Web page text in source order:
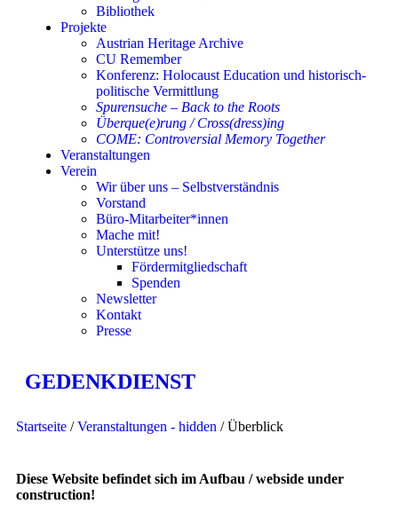
Bibliothek
Projekte
Austrian Heritage Archive
CU Remember
Konferenz: Holocaust Education und historisch-
politische Vermittlung
Spurensuche – Back to the Roots
Überque(e)rung / Cross(dress)ing
COME: Controversial Memory Together
Veranstaltungen
Verein
Wir über uns – Selbstverständnis
Vorstand
Büro-Mitarbeiter*innen
Mache mit!
Unterstütze uns!
Fördermitgliedschaft
Spenden
Newsletter
Kontakt
Presse
GEDENKDIENST
Startseite /Veranstaltungen - hidden / Überblick
Diese Website befindet sich im Aufbau / webside under
construction!